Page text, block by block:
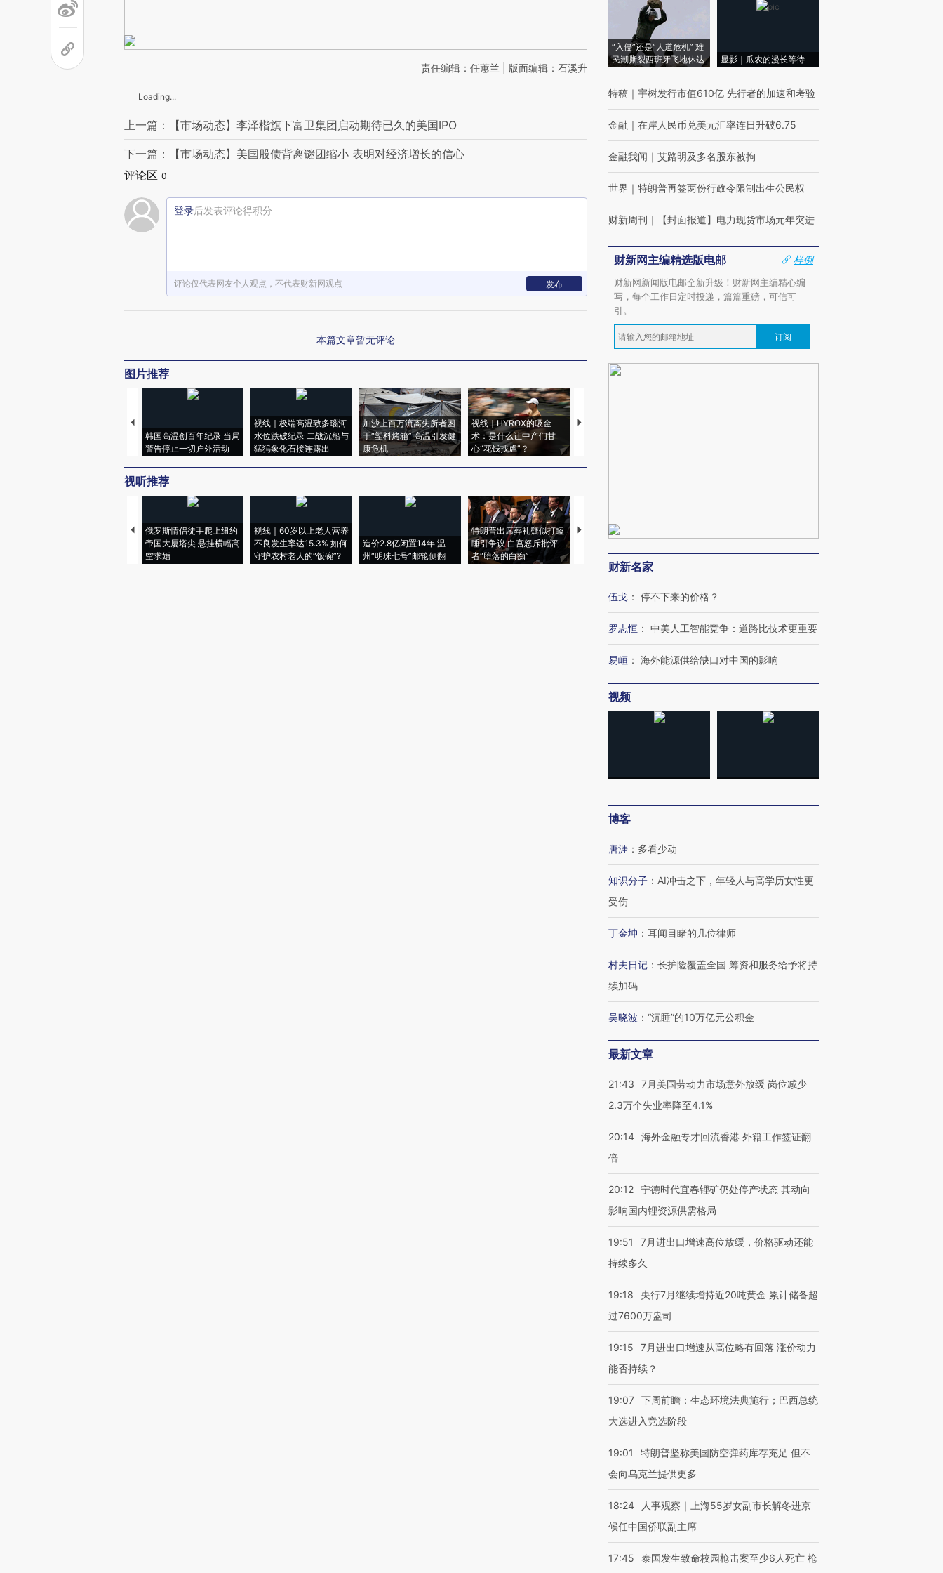
责任编辑：任蕙兰 | 版面编辑：石溪升
Loading...
上一篇：【市场动态】李泽楷旗下富卫集团启动期待已久的美国IPO
下一篇：【市场动态】美国股债背离谜团缩小 表明对经济增长的信心
评论区 0
登录后发表评论得积分
评论仅代表网友个人观点，不代表财新网观点 发布
本篇文章暂无评论
图片推荐
韩国高温创百年纪录 当局
警告停止一切户外活动
视线｜极端高温致多瑙河
水位跌破纪录 二战沉船与
猛犸象化石接连露出
加沙上百万流离失所者困
于“塑料烤箱” 高温引发健
康危机
视线｜HYROX的吸金
术：是什么让中产们甘
心“花钱找虐”？
马航飞行员跨国走私7万
视听推荐
俄罗斯情侣徒手爬上纽约
帝国大厦塔尖 悬挂横幅高
空求婚
视线｜60岁以上老人营养
不良发生率达15.3% 如何
守护农村老人的“饭碗”?
造价2.8亿闲置14年 温
州“明珠七号”邮轮侧翻
特朗普出席葬礼疑似打瞌
睡引争议 白宫怒斥批评
者“堕落的白痴”
视线｜全球最热百城独占
阿根廷3-0阿尔及利亚
警告停止一切户外活动
“入侵”还是“人道危机” 难
民潮撕裂西班牙飞地休达
显影｜瓜农的漫长等待
特稿 ｜ 宇树发行市值610亿 先行者的加速和考验
金融 ｜ 在岸人民币兑美元汇率连日升破6.75
金融我闻 ｜ 艾路明及多名股东被拘
世界 ｜ 特朗普再签两份行政令限制出生公民权
财新周刊 ｜ 【封面报道】电力现货市场元年突进
财新网主编精选版电邮
样例
财新网新闻版电邮全新升级！财新网主编精心编
写，每个工作日定时投递，篇篇重磅，可信可
引。
订阅
财新名家
伍戈 ： 停不下来的价格？
罗志恒 ： 中美人工智能竞争：道路比技术更重要
易峘 ： 海外能源供给缺口对中国的影响
视频
博客
唐涯 ： 多看少动
知识分子 ： AI冲击之下，年轻人与高学历女性更
受伤
丁金坤 ： 耳闻目睹的几位律师
村夫日记 ： 长护险覆盖全国 筹资和服务给予将持
续加码
吴晓波 ： “沉睡”的10万亿元公积金
最新文章
21:43
7月美国劳动力市场意外放缓 岗位减少
2.3万个失业率降至4.1%
20:14 海外金融专才回流香港 外籍工作签证翻
倍
20:12 宁德时代宜春锂矿仍处停产状态 其动向
影响国内锂资源供需格局
19:51
7月进出口增速高位放缓，价格驱动还能
持续多久
19:18
央行7月继续增持近20吨黄金 累计储备超
过7600万盎司
19:15
7月进出口增速从高位略有回落 涨价动力
能否持续？
19:07 下周前瞻：生态环境法典施行；巴西总统
大选进入竞选阶段
19:01
特朗普坚称美国防空弹药库存充足 但不
会向乌克兰提供更多
18:24
人事观察｜上海55岁女副市长解冬进京
候任中国侨联副主席
17:45 泰国发生致命校园枪击案至少6人死亡 枪